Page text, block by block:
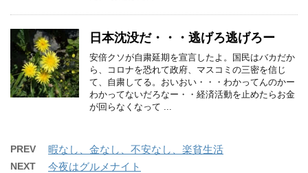
日本沈没だ・・・逃げろ逃げろー
安倍クソが自粛延期を宣言したよ。国民はバカだか
ら、コロナを恐れて政府、マスコミの三密を信じ
て、自粛してる。おいおい・・・わかってんのかー
わかってないだろなー・・経済活動を止めたらお金
が回らなくなって ...
PREV 暇なし、金なし、不安なし、楽貧生活
NEXT 今夜はグルメナイト